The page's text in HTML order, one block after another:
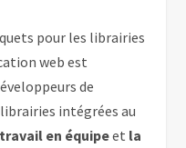
pour les librairies
web est
de
intégrées au
en équipeet la